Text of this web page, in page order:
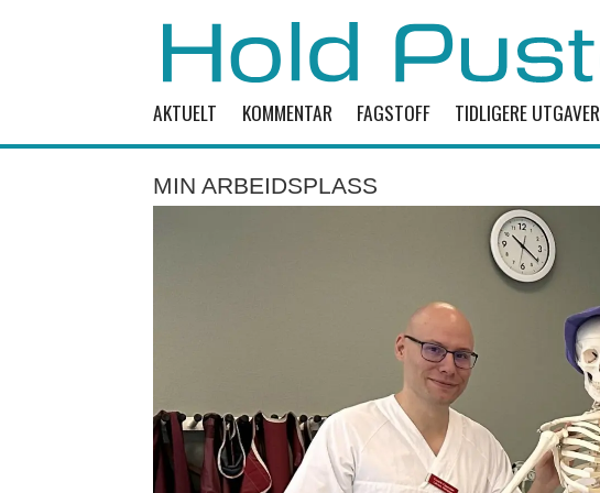
AKTUELT KOMMENTAR FAGSTOFF TIDLIGERE UTGAVER
MIN ARBEIDSPLASS